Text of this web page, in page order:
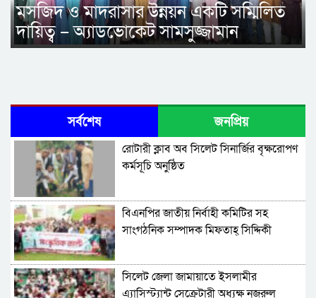
মসজিদ ও মাদরাসার উন্নয়ন একটি সম্মিলিত
দায়িত্ব – অ্যাডভোকেট সামসুজ্জামান
সর্বশেষ জনপ্রিয়
রোটারী ক্লাব অব সিলেট সিনার্জির বৃক্ষরোপণ
কর্মসূচি অনুষ্ঠিত
বিএনপির জাতীয় নির্বাহী কমিটির সহ
সাংগঠনিক সম্পাদক মিফতাহ্ সিদ্দিকী
সিলেট জেলা জামায়াতে ইসলামীর
এ্যাসিস্ট্যান্ট সেক্রেটারী অধ্যক্ষ নজরুল